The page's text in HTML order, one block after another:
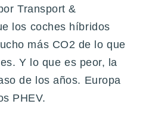
Transport &
los coches híbridos
más CO2 de lo que
Y lo que es peor, la
de los años. Europa
PHEV.